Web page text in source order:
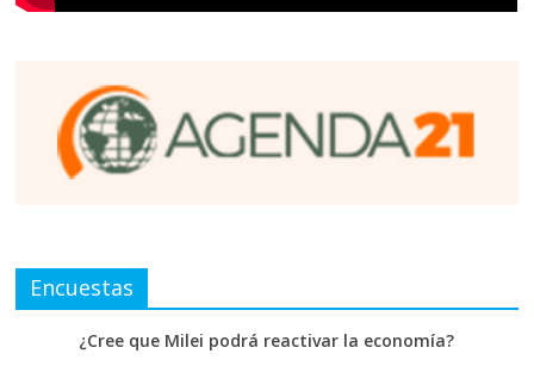
Encuestas
¿Cree que Milei podrá reactivar la economía?